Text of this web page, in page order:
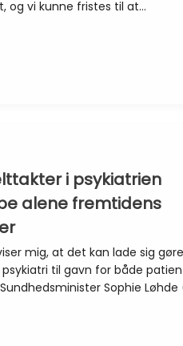
og vi kunne fristes til at…
i psykiatrien
alene fremtidens
mig, at det kan lade sig
til gavn for både
Sophie Løhde